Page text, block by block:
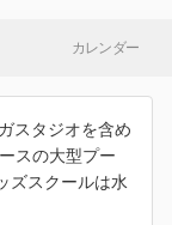
カレンダー
スタジオを含め
スの大型プー
ズスクールは水